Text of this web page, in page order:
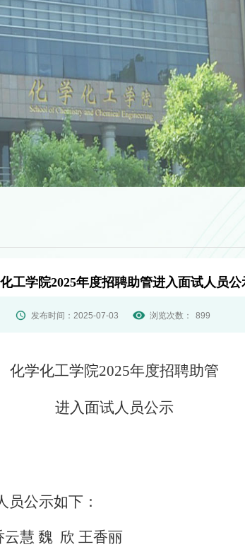
工学院2025年度招聘助管进入面试人员公
发布时间：2025-07-03 浏览次数： 899
化学化工学院2025年度招聘助管
进入面试人员公示
员公示如下：
云慧 魏 欣 王香丽